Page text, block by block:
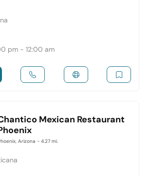
pm - 12:00 am
Mexican Restaurant
Arizona - 4.27 mi.